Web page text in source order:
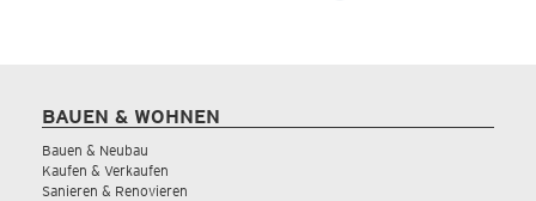
BAUEN & WOHNEN
Bauen & Neubau
Kaufen & Verkaufen
Sanieren & Renovieren